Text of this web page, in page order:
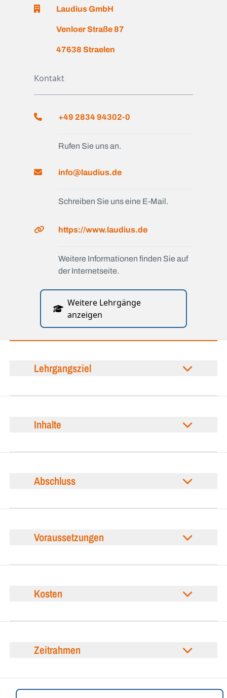
Laudius GmbH
Venloer Straße 87
47638 Straelen
Kontakt
+49 2834 94302-0
Rufen Sie uns an.
info@laudius.de
Schreiben Sie uns eine E-Mail.
https://www.laudius.de
Weitere Informationen finden Sie auf
der Internetseite.
Weitere Lehrgänge
anzeigen
Lehrgangsziel
Inhalte
Abschluss
Voraussetzungen
Kosten
Zeitrahmen